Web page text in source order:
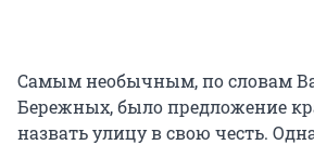
Самым необычным, по словам
Бережных, было предложение
назвать улицу в свою честь.